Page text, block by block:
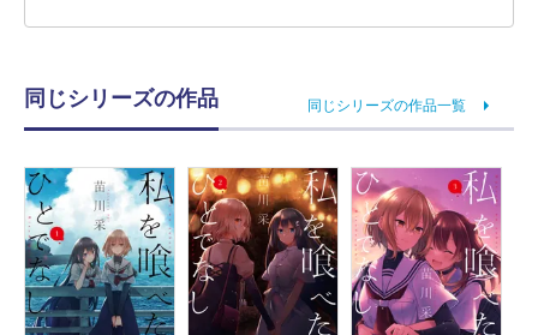
同じシリーズの作品 同じシリーズの作品一覧